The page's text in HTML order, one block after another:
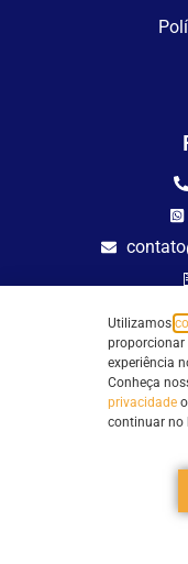
Todos os direitos
Utilizamos
proporcionar
experiência
Conheça
privacidade
continuar no